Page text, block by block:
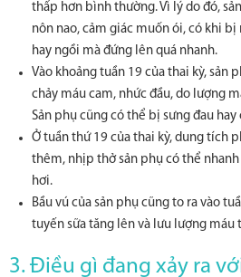
thấp hơn bình thường. Vì lý do đó,
nôn nao, cảm giác muốn ói, có khi bị
hay ngồi mà đứng lên quá nhanh.
Vào khoảng tuần 19 của thai kỳ, sản
chảy máu cam, nhức đầu, do lượng
Sản phụ cũng có thể bị sưng đau
Ở tuần thứ 19 của thai kỳ, dung tích
thêm, nhịp thở sản phụ có thể
hơi.
Bầu vú của sản phụ cũng to ra vào
tuyến sữa tăng lên và lưu lượng máu
3. Điều gì đang xảy ra